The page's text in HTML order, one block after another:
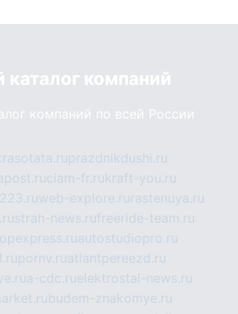
каталог компаний
компаний по всей России
prazdnikdushi.ru
ciam-fr.rukraft-you.ru
web-explore.ru rastenuya.ru
strah-news.rufreeride-team.ru
autostudiopro.ru
pornv.ruatlantpereezd.ru
a-cdc.ruelektrostal-news.ru
budem-znakomye.ru